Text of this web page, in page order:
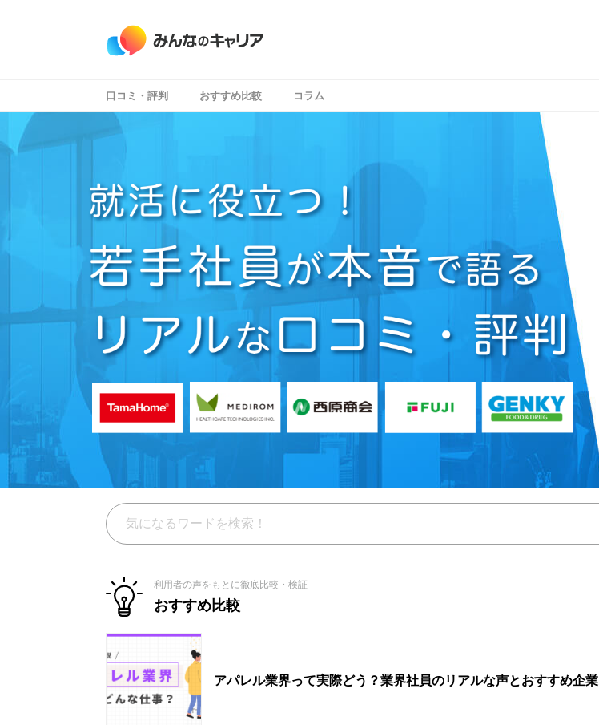
口コミ・評判 おすすめ比較 コラム
利用者の声をもとに徹底比較・検証
おすすめ比較
アパレル業界って実際どう？業界社員のリアルな声とおすすめ企業